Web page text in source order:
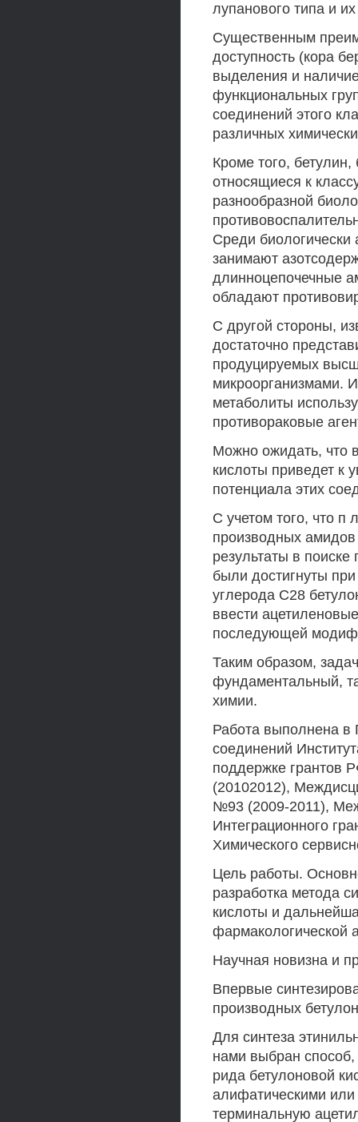
лупанового типа и
Существенным
доступность (кора
выделения и
функциональных
соединений этого
различных
Кроме того,
относящиеся к
разнообразной
Среди биологически
занимают
длинноцепочечные
обладают
С другой стороны,
достаточно
продуцируемых
микроорганизмами.
метаболиты
противораковые
Можно ожидать, что
кислоты приведет к
потенциала этих
С учетом того, что п
производных
результаты в
были достигнуты
углерода С28
ввести
последующей
Таким образом,
фундаментальный,
химии.
Работа выполнена в
соединений
поддержке грантов
(20102012),
№93 (2009-2011),
Интеграционного
Химического
Цель работы.
разработка метода
кислоты и
фармакологической
Научная новизна и
Впервые
производных
Для синтеза
нами выбран
рида бетулоновой
алифатическими
терминальную